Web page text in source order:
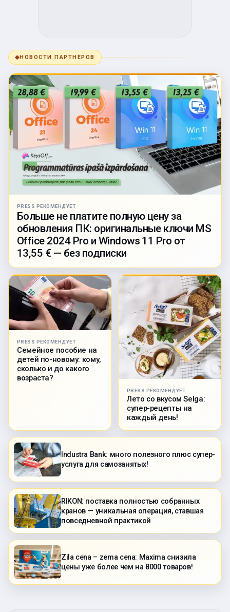
◆НОВОСТИ ПАРТНЁРОВ
PRESS РЕКОМЕНДУЕТ
Больше не платите полную цену за
обновления ПК: оригинальные ключи MS
Office 2024 Pro и Windows 11 Pro от
13,55 € — без подписки
PRESS РЕКОМЕНДУЕТ
Семейное пособие на
детей по-новому: кому,
сколько и до какого
возраста?
PRESS РЕКОМЕНДУЕТ
Лето со вкусом Selga:
супер-рецепты на
каждый день!
Industra Bank: много полезного плюс супер-
услуга для самозанятых!
RIKON: поставка полностью собранных
кранов — уникальная операция, ставшая
повседневной практикой
Zila cena – zema cena: Maxima снизила
цены уже более чем на 8000 товаров!